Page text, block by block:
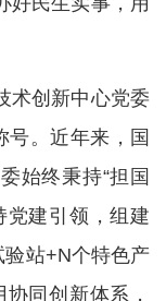
术创新中心党委
号。近年来，国
始终秉持“担国
党建引领，组建
验站+N个特色产
同创新体系，